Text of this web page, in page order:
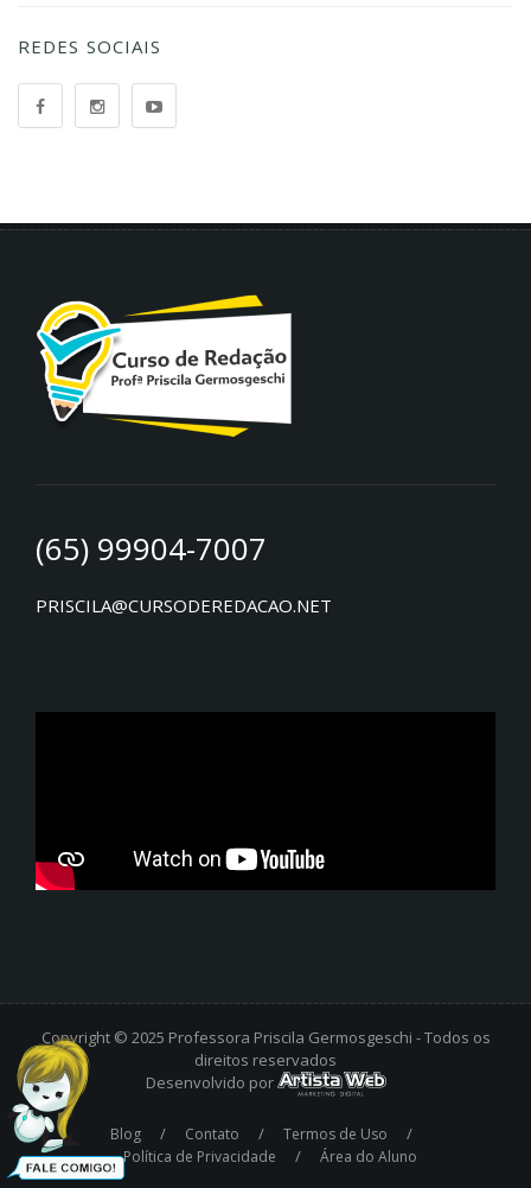
REDES SOCIAIS
(65) 99904-7007
PRISCILA@CURSODEREDACAO.NET
Copyright © 2025 Professora Priscila Germosgeschi - Todos os
direitos reservados
Desenvolvido por
Blog / Contato / Termos de Uso /
Política de Privacidade / Área do Aluno